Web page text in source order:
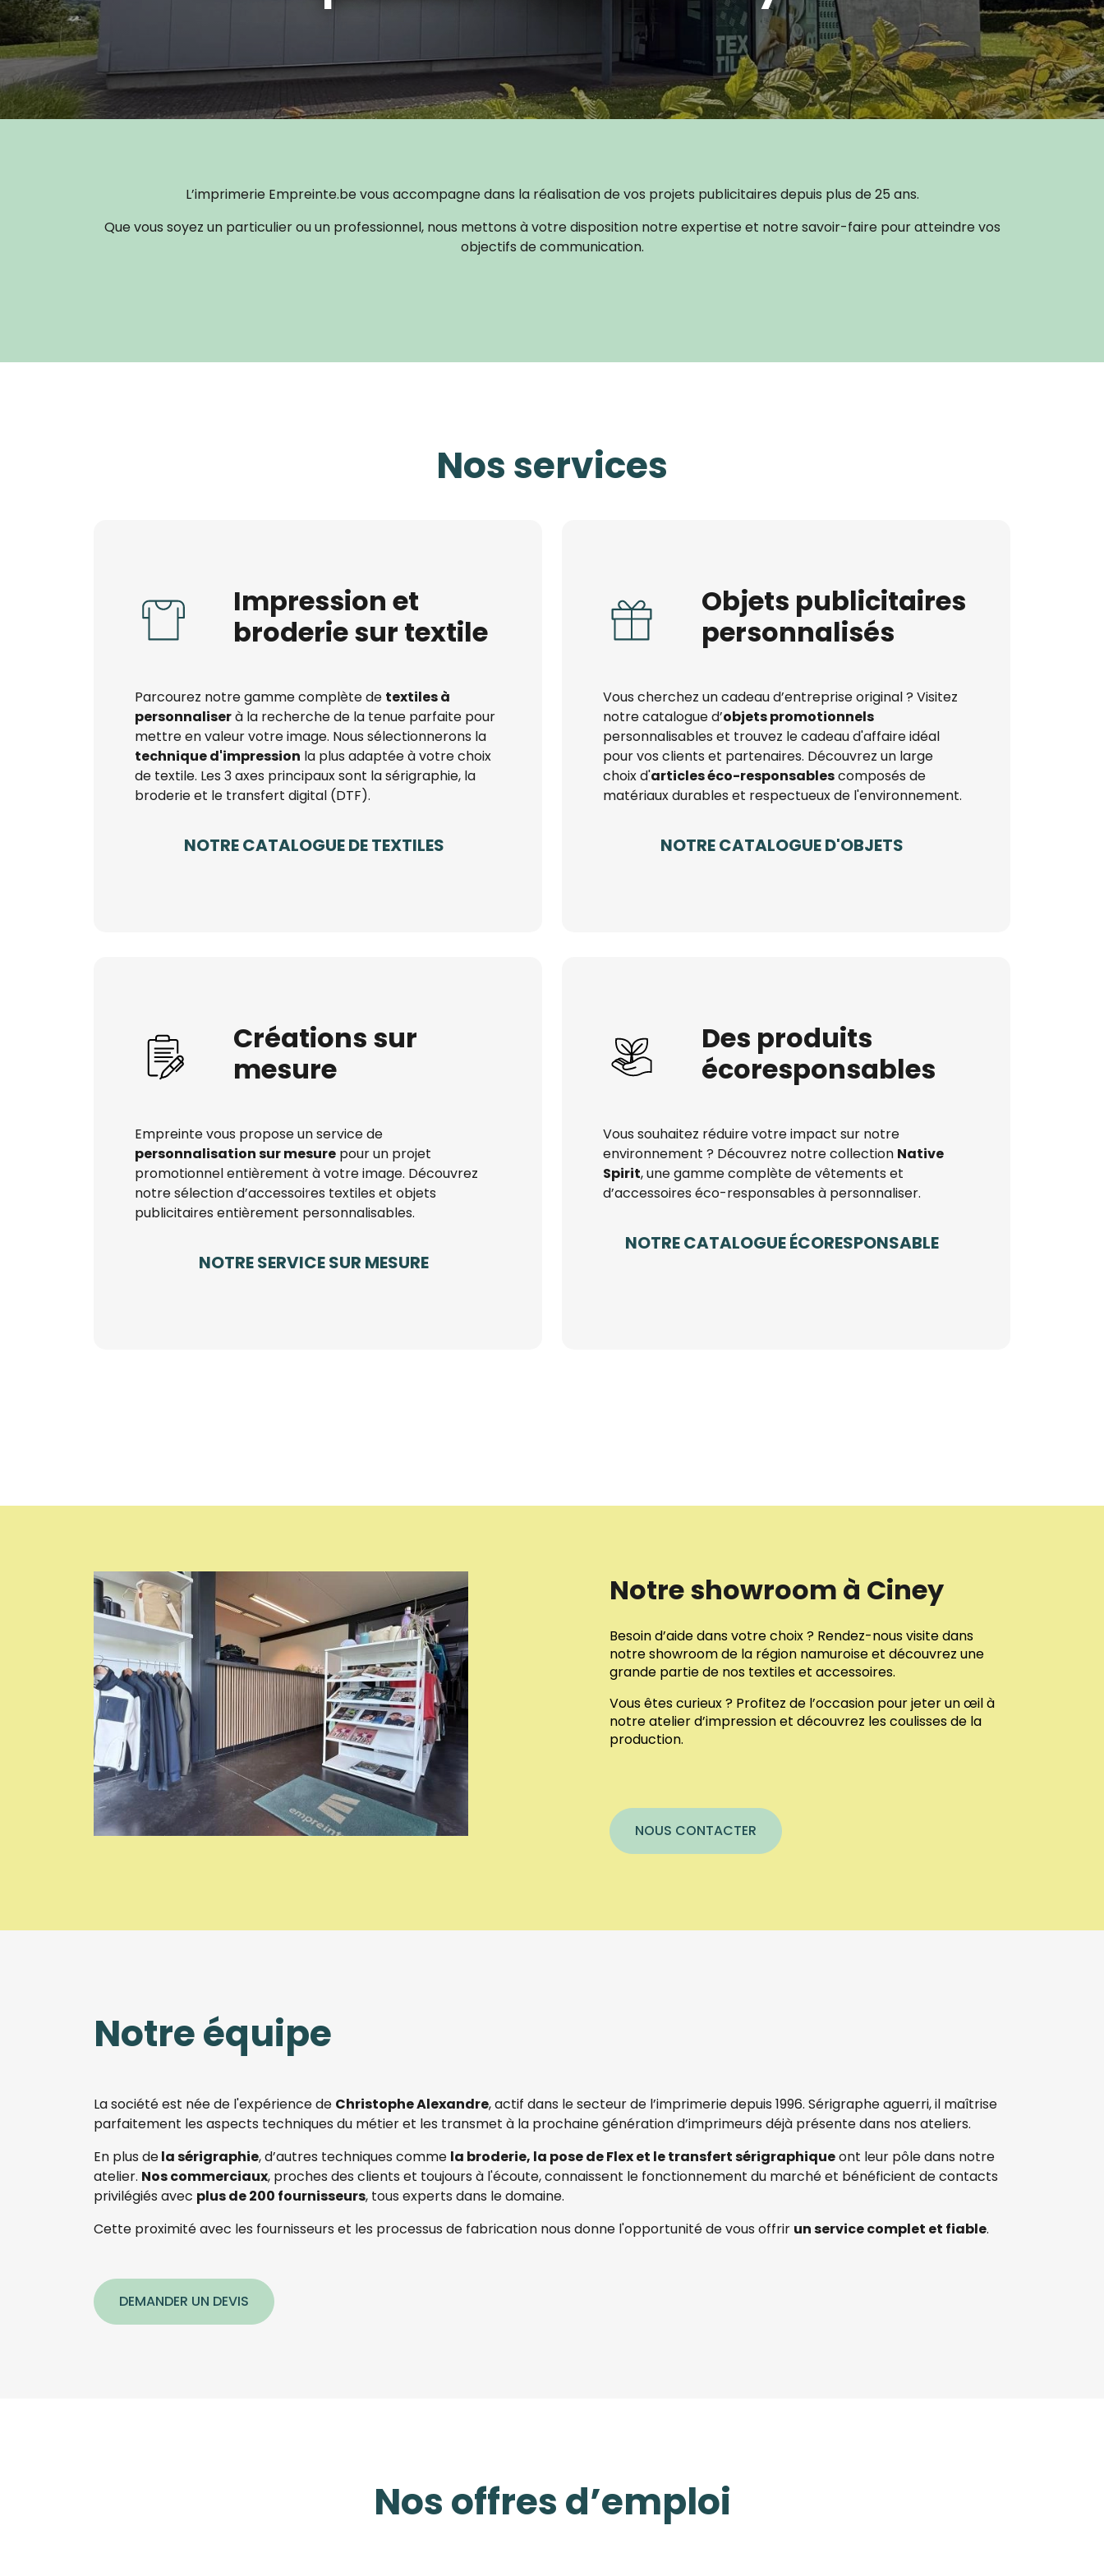
L’imprimerie Empreinte.be vous accompagne dans la réalisation de vos projets publicitaires depuis plus de 25 ans.
Que vous soyez un particulier ou un professionnel, nous mettons à votre disposition notre expertise et notre savoir-faire pour atteindre vos
objectifs de communication.
Nos services
Impression et
broderie sur textile
Parcourez notre gamme complète de textiles à
personnaliserà la recherche de la tenue parfaite pour
mettre en valeur votre image. Nous sélectionnerons la
technique d'impression la plus adaptée à votre choix
de textile. Les 3 axes principaux sont la sérigraphie, la
broderie et le transfert digital (DTF).
NOTRE CATALOGUE DE TEXTILES
Objets publicitaires
personnalisés
Vous cherchez un cadeau d’entreprise original ? Visitez
notre catalogue d’objets promotionnels
personnalisables et trouvez le cadeau d'affaire idéal
pour vos clients et partenaires. Découvrez un large
choix d'articles éco-responsablescomposés de
matériaux durables et respectueux de l'environnement.
NOTRE CATALOGUE D'OBJETS
Créations sur
mesure
Empreinte vous propose un service de
personnalisation sur mesure pour un projet
promotionnel entièrement à votre image. Découvrez
notre sélection d’accessoires textiles et objets
publicitaires entièrement personnalisables.
NOTRE SERVICE SUR MESURE
Des produits
écoresponsables
Vous souhaitez réduire votre impact sur notre
environnement ? Découvrez notre collection Native
Spirit, une gamme complète de vêtements et
d’accessoires éco-responsables à personnaliser.
NOTRE CATALOGUE ÉCORESPONSABLE
Image Notre showroom à Ciney
Besoin d’aide dans votre choix ? Rendez-nous visite dans
notre showroom de la région namuroise et découvrez une
grande partie de nos textiles et accessoires.
Vous êtes curieux ? Profitez de l’occasion pour jeter un œil à
notre atelier d’impression et découvrez les coulisses de la
production.
NOUS CONTACTER
Notre équipe
La société est née de l'expérience de Christophe Alexandre, actif dans le secteur de l’imprimerie depuis 1996. Sérigraphe aguerri, il maîtrise
parfaitement les aspects techniques du métier et les transmet à la prochaine génération d’imprimeurs déjà présente dans nos ateliers.
En plus dela sérigraphie, d’autres techniques comme la broderie, la pose de Flex et le transfert sérigraphiqueont leur pôle dans notre
atelier. Nos commerciaux, proches des clients et toujours à l'écoute, connaissent le fonctionnement du marché et bénéficient de contacts
privilégiés avec plus de 200 fournisseurs, tous experts dans le domaine.
Cette proximité avec les fournisseurs et les processus de fabrication nous donne l'opportunité de vous offrir un service complet et fiable.
DEMANDER UN DEVIS
Nos offres d’emploi